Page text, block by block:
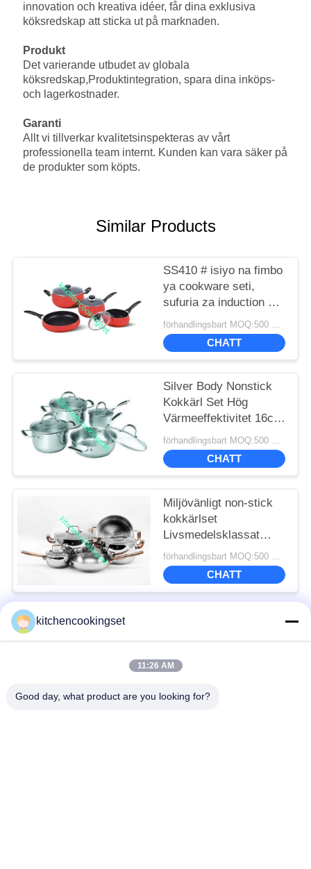
innovation och kreativa idéer, får dina exklusiva
köksredskap att sticka ut på marknaden.
Produkt
Det varierande utbudet av globala
köksredskap,Produktintegration, spara dina inköps-
och lagerkostnader.
Garanti
Allt vi tillverkar kvalitetsinspekteras av vårt
professionella team internt. Kunden kan vara säker på
de produkter som köpts.
Similar Products
SS410 # isiyo na fimbo
ya cookware seti,
sufuria za induction na
seti ya sufuria
CHATT
Silver Body Nonstick
Kokkärl Set Hög
Värmeeffektivitet 16cm
- 22cm Kastrull
förhandlingsbart MOQ:500 SETS
CHATT
Miljövänligt non-stick
kokkärlset
Livsmedelsklassat
Ss410 Professionell
prestanda
förhandlingsbart MOQ:500 SETS
CHATT
Popular Categories
kitchencookingset
11:26 AM
Good day, what product are you looking for?